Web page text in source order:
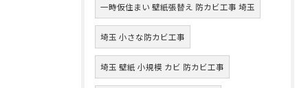
一時仮住まい 壁紙張替え 防カビ工事 埼玉
埼玉 小さな防カビ工事
埼玉 壁紙 小規模 カビ 防カビ工事